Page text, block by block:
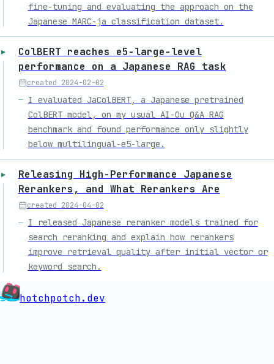
fine-tuning and evaluating the approach on the
Japanese MARC-ja classification dataset.
ColBERT reaches e5-large-level
performance on a Japanese RAG task
created 2024-02-02
I evaluated JaColBERT, a Japanese pretrained
ColBERT model, on my usual AI-Ou Q&A RAG
benchmark and found performance only slightly
below multilingual-e5-large.
Releasing High-Performance Japanese
Rerankers, and What Rerankers Are
created 2024-04-02
I released Japanese reranker models trained for
search reranking and explain how rerankers
improve retrieval quality after initial vector or
keyword search.
hotchpotch.dev